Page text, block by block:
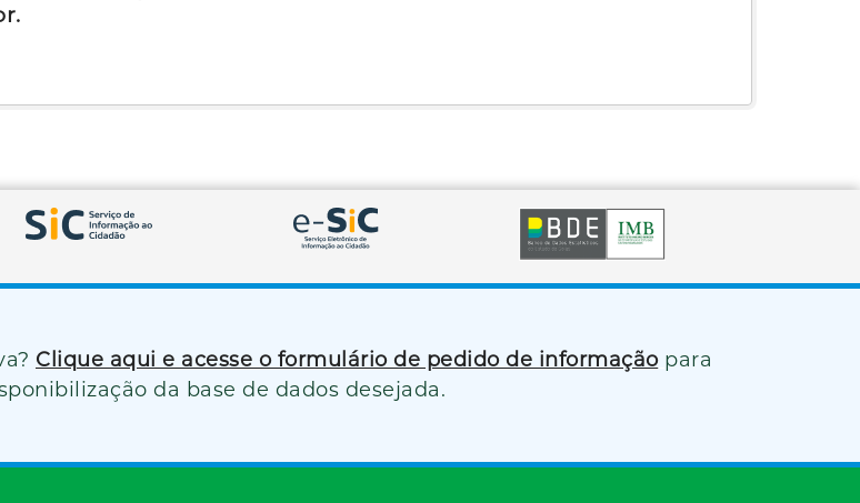
Clique aqui e acesse o formulário de pedido de informação para
da base de dados desejada.